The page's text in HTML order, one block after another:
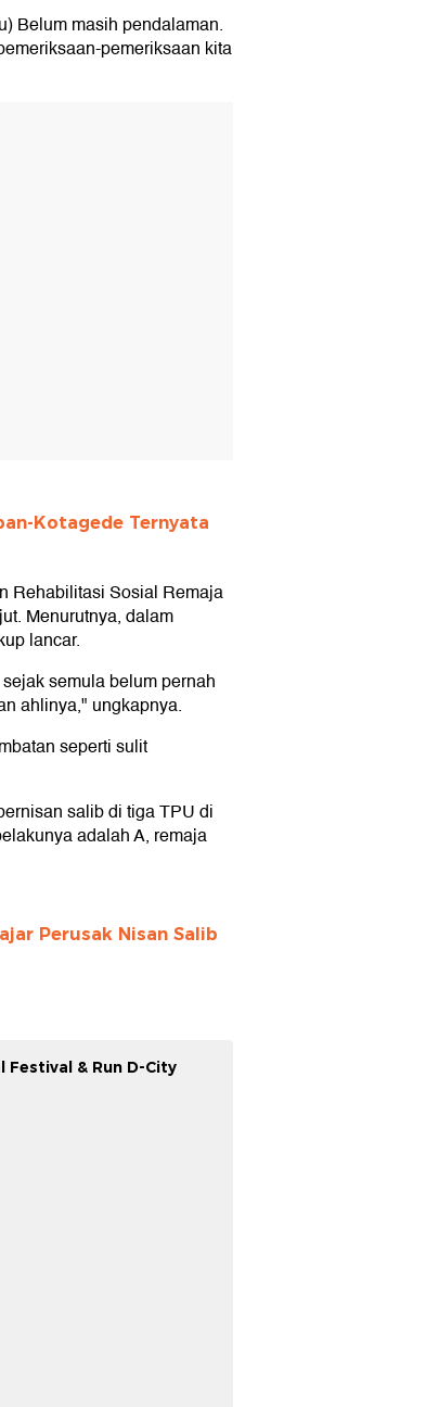
Belum masih pendalaman.
pemeriksaan kita
Kotagede Ternyata
Rehabilitasi Sosial Remaja
Menurutnya, dalam
lancar.
semula belum pernah
ahlinya," ungkapnya.
seperti sulit
salib di tiga TPU di
adalah A, remaja
Perusak Nisan Salib
Festival & Run D-City